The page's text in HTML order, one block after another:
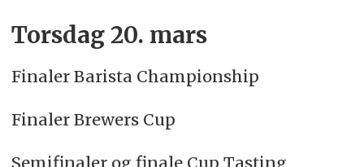
Torsdag 20. mars
Finaler Barista Championship
Finaler Brewers Cup
Semifinaler og finale Cup Tasting